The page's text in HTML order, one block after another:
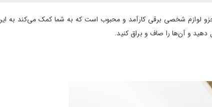
لوازم شخصی برقی کارآمد و محبوب است که به شما کمک می‌کند به
و آن‌ها را صاف و براق کنید.